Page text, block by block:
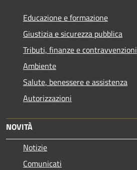
Educazione e formazione
Giustizia e sicurezza pubblica
Tributi, finanze e contravvenzioni
Ambiente
Salute, benessere e assistenza
Autorizzazioni
NOVITÀ
Notizie
Comunicati